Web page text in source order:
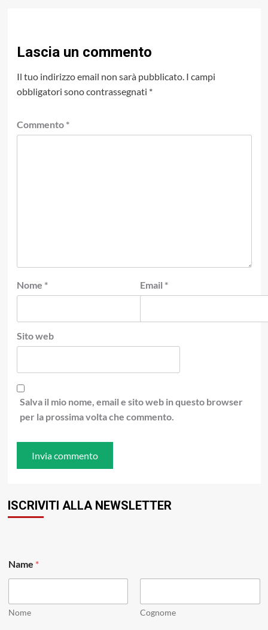
Lascia un commento
Il tuo indirizzo email non sarà pubblicato. I campi
obbligatori sono contrassegnati *
Commento *
Nome * Email *
Sito web
Salva il mio nome, email e sito web in questo browser
per la prossima volta che commento.
ISCRIVITI ALLA NEWSLETTER
m
a
l
*
Name *
Nome Cognome